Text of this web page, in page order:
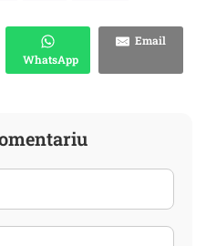
WhatsApp
Email